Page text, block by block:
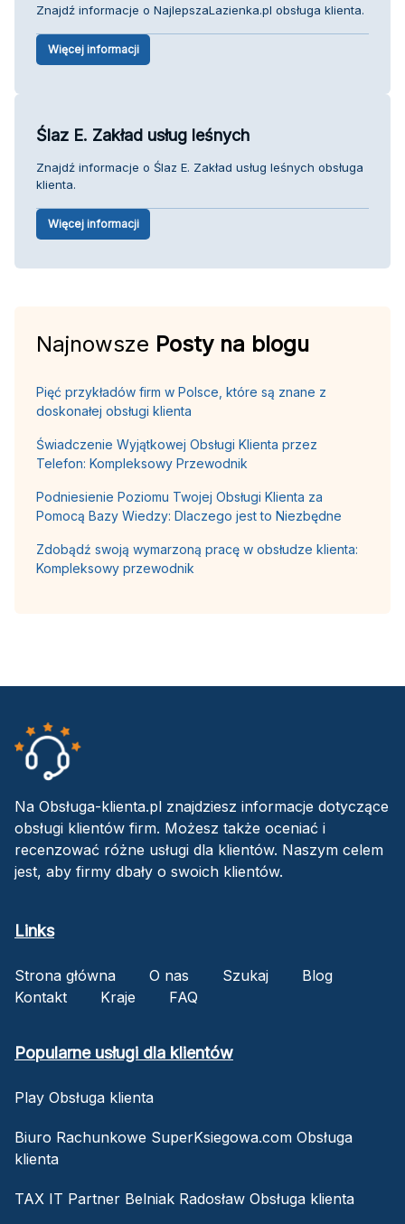
Znajdź informacje o NajlepszaLazienka.pl obsługa klienta.
Więcej informacji
Ślaz E. Zakład usług leśnych
Znajdź informacje o Ślaz E. Zakład usług leśnych obsługa
klienta.
Więcej informacji
Najnowsze Posty na blogu
Pięć przykładów firm w Polsce, które są znane z
doskonałej obsługi klienta
Świadczenie Wyjątkowej Obsługi Klienta przez
Telefon: Kompleksowy Przewodnik
Podniesienie Poziomu Twojej Obsługi Klienta za
Pomocą Bazy Wiedzy: Dlaczego jest to Niezbędne
Zdobądź swoją wymarzoną pracę w obsłudze klienta:
Kompleksowy przewodnik
Na Obsługa-klienta.pl znajdziesz informacje dotyczące
obsługi klientów firm. Możesz także oceniać i
recenzować różne usługi dla klientów. Naszym celem
jest, aby firmy dbały o swoich klientów.
Links
Strona główna O nas Szukaj
Blog
Kontakt
Kraje FAQ
Popularne usługi dla klientów
Play Obsługa klienta
Biuro Rachunkowe SuperKsiegowa.com Obsługa
klienta
TAX IT Partner Belniak Radosław Obsługa klienta